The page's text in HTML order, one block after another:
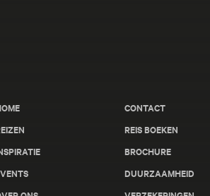
CONTACT
REIS BOEKEN
BROCHURE
DUURZAAMHEID